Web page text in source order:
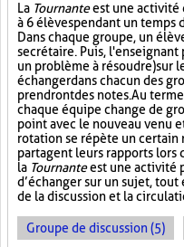
La Tournanteest une activité
à 6 élèves pendant un
Dans chaque groupe, un
secrétaire. Puis, l'enseignant
un problème à résoudre) sur
échanger dans chacun des
prendront des notes. Au
chaque équipe change de
point avec le nouveau venu
rotation se répète un certain
partagent leurs rapports lors
la Tournanteest une activité
d’échanger sur un sujet,
de la discussion et la
Groupe de discussion (5)